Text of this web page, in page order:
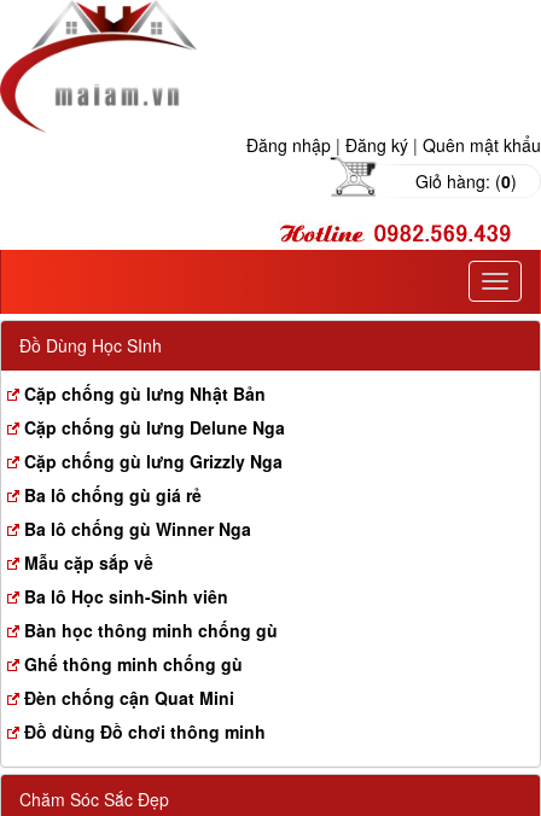
Đăng nhập | Đăng ký | Quên mật khẩu
Giỏ hàng: (0)
T
o
Đồ Dùng Học SInh
Cặp chống gù lưng Nhật Bản
Cặp chống gù lưng Delune Nga
Cặp chống gù lưng Grizzly Nga
Ba lô chống gù giá rẻ
Ba lô chống gù Winner Nga
Mẫu cặp sắp về
Ba lô Học sinh-Sinh viên
Bàn học thông minh chống gù
Ghế thông minh chống gù
Đèn chống cận Quat Mini
Đồ dùng Đồ chơi thông minh
Chăm Sóc Sắc Đẹp